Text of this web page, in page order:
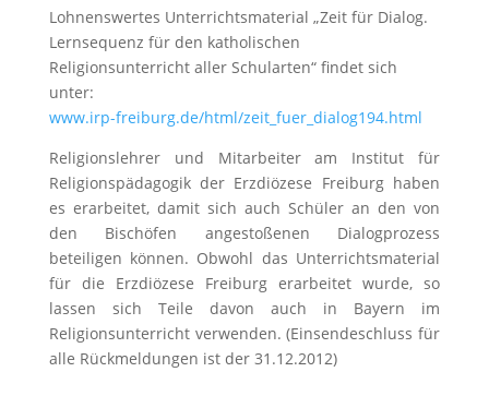
Lohnenswertes Unterrichtsmaterial „Zeit für Dialog.
Lernsequenz für den katholischen
Religionsunterricht aller Schularten“ findet sich
unter:
www.irp-freiburg.de/html/zeit_fuer_dialog194.html
Religionslehrer und Mitarbeiter am Institut für
Religionspädagogik der Erzdiözese Freiburg haben
es erarbeitet, damit sich auch Schüler an den von
den Bischöfen angestoßenen Dialogprozess
beteiligen können. Obwohl das Unterrichtsmaterial
für die Erzdiözese Freiburg erarbeitet wurde, so
lassen sich Teile davon auch in Bayern im
Religionsunterricht verwenden. (Einsendeschluss für
alle Rückmeldungen ist der 31.12.2012)